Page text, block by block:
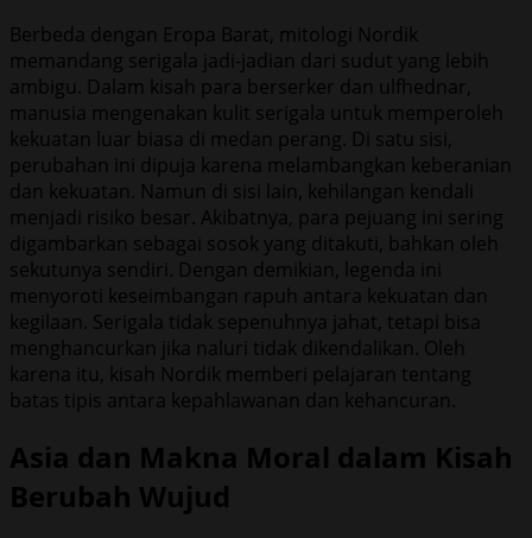
Berbeda dengan Eropa Barat, mitologi Nordik
memandang serigala jadi-jadian dari sudut yang lebih
ambigu. Dalam kisah para berserker dan ulfhednar,
manusia mengenakan kulit serigala untuk memperoleh
kekuatan luar biasa di medan perang. Di satu sisi,
perubahan ini dipuja karena melambangkan keberanian
dan kekuatan. Namun di sisi lain, kehilangan kendali
menjadi risiko besar. Akibatnya, para pejuang ini sering
digambarkan sebagai sosok yang ditakuti, bahkan oleh
sekutunya sendiri. Dengan demikian, legenda ini
menyoroti keseimbangan rapuh antara kekuatan dan
kegilaan. Serigala tidak sepenuhnya jahat, tetapi bisa
menghancurkan jika naluri tidak dikendalikan. Oleh
karena itu, kisah Nordik memberi pelajaran tentang
batas tipis antara kepahlawanan dan kehancuran.
Asia dan Makna Moral dalam Kisah
Berubah Wujud